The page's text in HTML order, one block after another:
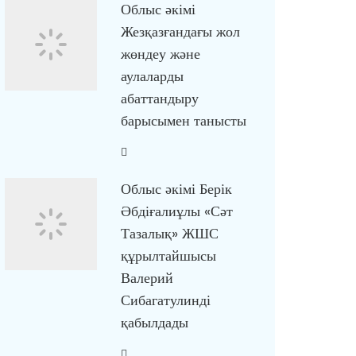
Облыс әкімі
Жезқазғандағы жол
жөндеу және
аулаларды
абаттандыру
барысымен танысты
Облыс әкімі Берік
Әбдіғалиұлы «Сәт
Тазалық» ЖШС
құрылтайшысы
Валерий
Сибагатулинді
қабылдады